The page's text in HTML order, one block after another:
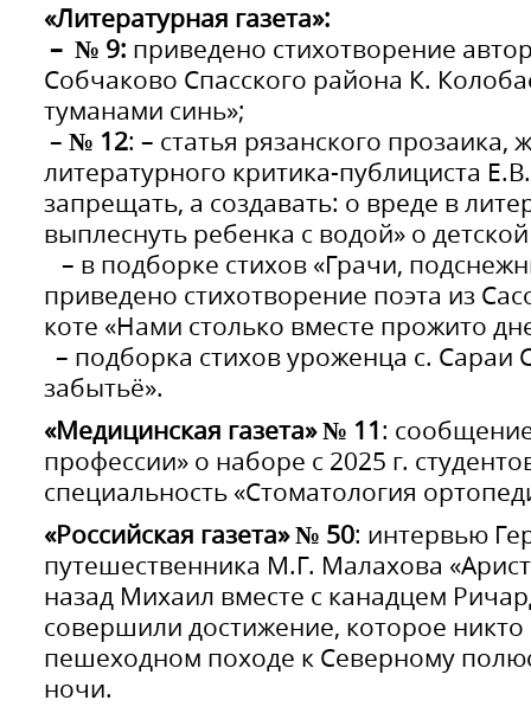
«Литературная газета»:
– № 9: приведено стихотворение
Собчаково Спасского района К.
туманами синь»;
– № 12: – статья рязанского прозаика,
литературного критика-публициста
запрещать, а создавать: о вреде в
выплеснуть ребенка с водой» о
– в подборке стихов «Грачи,
приведено стихотворение поэта из
коте «Нами столько вместе прожито
– подборка стихов уроженца с. Сараи
забытьё».
«Медицинская газета» № 11:
профессии» о наборе с 2025 г.
специальность «Стоматология
«Российская газета» № 50: интервью
путешественника М.Г. Малахова
назад Михаил вместе с канадцем
совершили достижение, которое никто
пешеходном походе к Северному
ночи.